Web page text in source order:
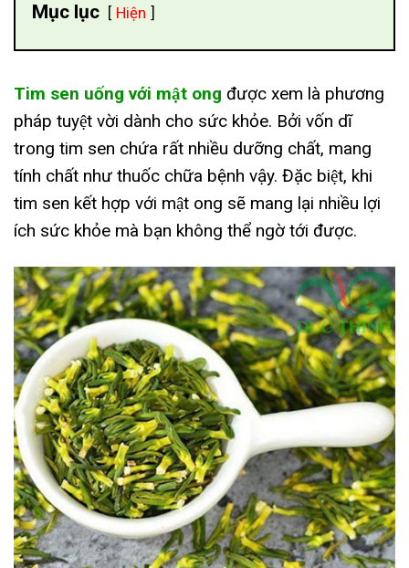
Mục lục Hiện
Tim sen uống với mật ong được xem là phương
pháp tuyệt vời dành cho sức khỏe. Bởi vốn dĩ
trong tim sen chứa rất nhiều dưỡng chất, mang
tính chất như thuốc chữa bệnh vậy. Đặc biệt, khi
tim sen kết hợp với mật ong sẽ mang lại nhiều lợi
ích sức khỏe mà bạn không thể ngờ tới được.